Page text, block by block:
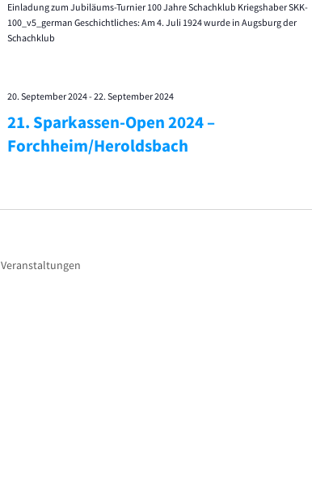
Einladung zum Jubiläums-Turnier 100 Jahre Schachklub Kriegshaber SKK-
100_v5_german Geschichtliches: Am 4. Juli 1924 wurde in Augsburg der
Schachklub
21. Sparkassen-Open 2024 –
Forchheim/Heroldsbach
20. September 2024- 22. September 2024
Veranstaltungen